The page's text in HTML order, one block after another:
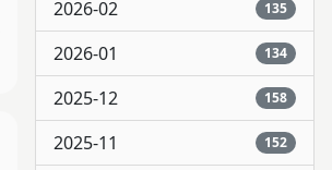
2026-02 135
2026-01 134
2025-12 158
2025-11 152